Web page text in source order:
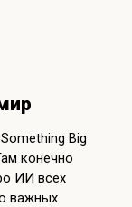
Big
конечно
ИИ всех
важных